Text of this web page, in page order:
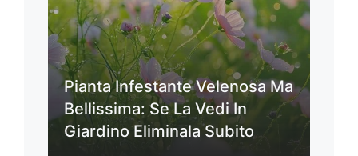
Pianta Infestante Velenosa Ma
Bellissima: Se La Vedi In
Giardino Eliminala Subito